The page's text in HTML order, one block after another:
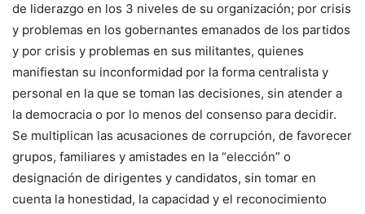
de liderazgo en los 3 niveles de su organización; por crisis
y problemas en los gobernantes emanados de los partidos
y por crisis y problemas en sus militantes, quienes
manifiestan su inconformidad por la forma centralista y
personal en la que se toman las decisiones, sin atender a
la democracia o por lo menos del consenso para decidir.
Se multiplican las acusaciones de corrupción, de favorecer
grupos, familiares y amistades en la “elección” o
designación de dirigentes y candidatos, sin tomar en
cuenta la honestidad, la capacidad y el reconocimiento